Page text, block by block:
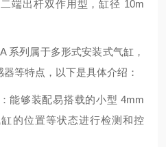
端出杆双作用型，缸径 10m
系列属于多形式安装式气缸，
等特点，以下是具体介绍：
能够装配易搭载的小型 4mm
的位置等状态进行检测和控